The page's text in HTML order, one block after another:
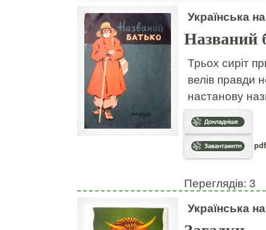
Українська
Названий
Трьох сиріт
велів правди
настанову
Переглядів: 3
Українська